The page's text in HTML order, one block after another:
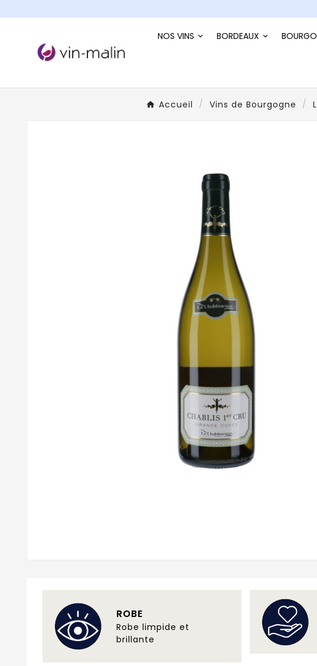
NOS VINS BORDEAUX
Accueil Vins de Bourgogne
ROBE
Robe limpide et
brillante